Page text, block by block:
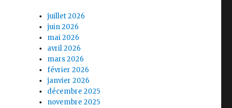
juillet 2026
juin 2026
mai 2026
avril 2026
mars 2026
février 2026
janvier 2026
décembre 2025
novembre 2025